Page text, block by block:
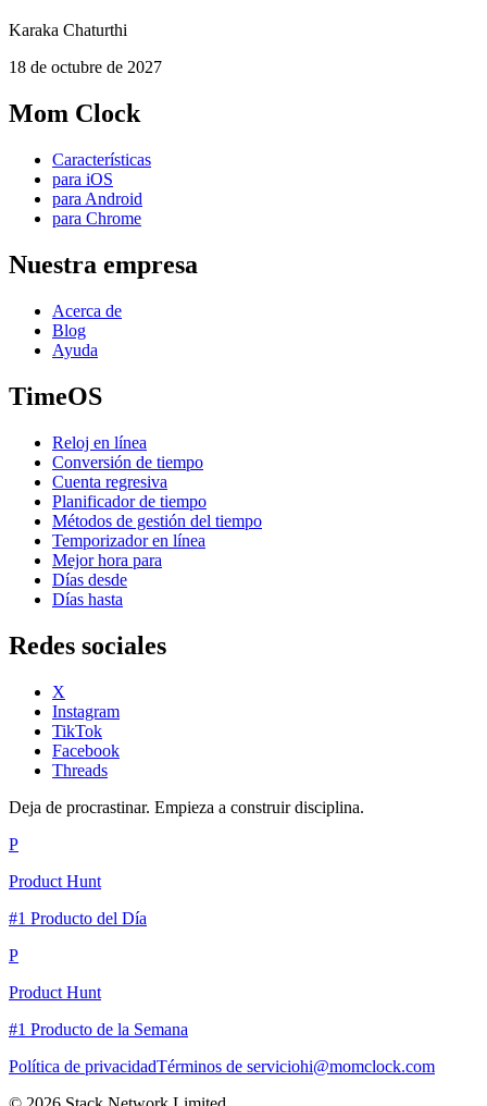
Karaka Chaturthi
18 de octubre de 2027
Mom Clock
Características
para iOS
para Android
para Chrome
Nuestra empresa
Acerca de
Blog
Ayuda
TimeOS
Reloj en línea
Conversión de tiempo
Cuenta regresiva
Planificador de tiempo
Métodos de gestión del tiempo
Temporizador en línea
Mejor hora para
Días desde
Días hasta
Redes sociales
X
Instagram
TikTok
Facebook
Threads
Deja de procrastinar. Empieza a construir disciplina.
P
Product Hunt
#1 Producto del Día
P
Product Hunt
#1 Producto de la Semana
Política de privacidadTérminos de serviciohi@momclock.com